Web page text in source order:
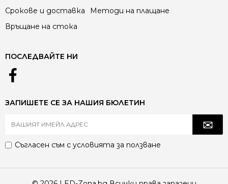
Срокове и доставка
Методи на плащане
Връщане на стока
ПОСЛЕДВАЙТЕ НИ
ЗАПИШЕТЕ СЕ ЗА НАШИЯ БЮЛЕТИН
Съгласен съм с условията за ползване